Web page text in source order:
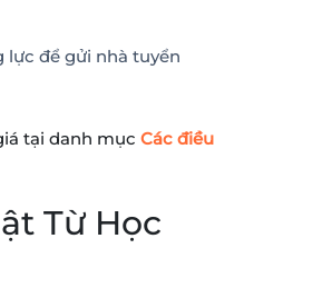
lực để gửi nhà tuyển
tại danh mục Các điều
Từ Học